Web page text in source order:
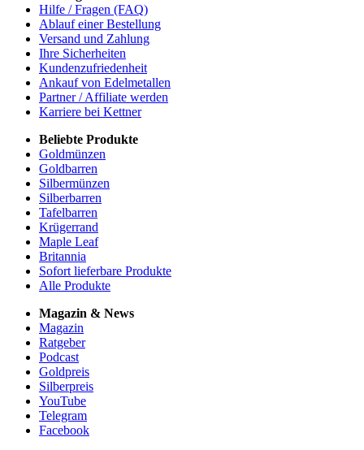
Hilfe / Fragen (FAQ)
Ablauf einer Bestellung
Versand und Zahlung
Ihre Sicherheiten
Kundenzufriedenheit
Ankauf von Edelmetallen
Partner / Affiliate werden
Karriere bei Kettner
Beliebte Produkte
Goldmünzen
Goldbarren
Silbermünzen
Silberbarren
Tafelbarren
Krügerrand
Maple Leaf
Britannia
Sofort lieferbare Produkte
Alle Produkte
Magazin & News
Magazin
Ratgeber
Podcast
Goldpreis
Silberpreis
YouTube
Telegram
Facebook